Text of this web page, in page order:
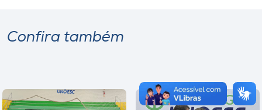
Confira também